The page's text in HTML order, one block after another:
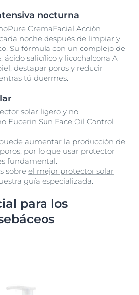
nocturna
CremaFacial Acción
cada noche después de limpiar y
Su fórmula con un complejo de
ácido salicílico y licochalcona A
destapar poros y reducir
tú duermes.
solar ligero y no
Eucerin Sun Face Oil Control
aumentar la producción de
por lo que usar protector
fundamental.
sobre el mejor protector solar
guía especializada.
para los